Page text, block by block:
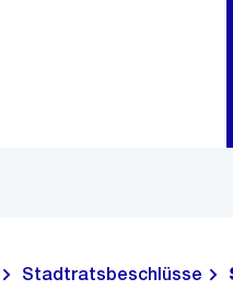
Stadtratsbeschlüsse